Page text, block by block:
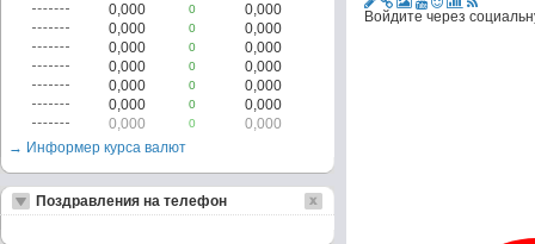
Войдите через
0,000
0
0,000
0,000
0
0,000
0,000
0
0,000
0,000
0
0,000
0,000
0
0,000
0,000
0
0,000
0,000
0
0,000
→ Информер курса валют
Поздравления на телефон